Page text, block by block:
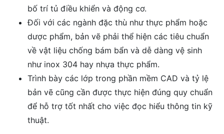
bố trí tủ điều khiển và động cơ.
Đối với các ngành đặc thù như thực phẩm hoặc
dược phẩm, bản vẽ phải thể hiện các tiêu chuẩn
về vật liệu chống bám bẩn và dễ dàng vệ sinh
như inox 304 hay nhựa thực phẩm.
Trình bày các lớp trong phần mềm CAD và tỷ lệ
bản vẽ cũng cần được thực hiện đúng quy chuẩn
để hỗ trợ tốt nhất cho việc đọc hiểu thông tin kỹ
thuật.